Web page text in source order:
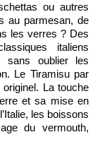
ou autres
au parmesan, de
les verres ? Des
italiens
sans oublier les
Le Tiramisu par
originel. La touche
et sa mise en
les boissons
du vermouth,